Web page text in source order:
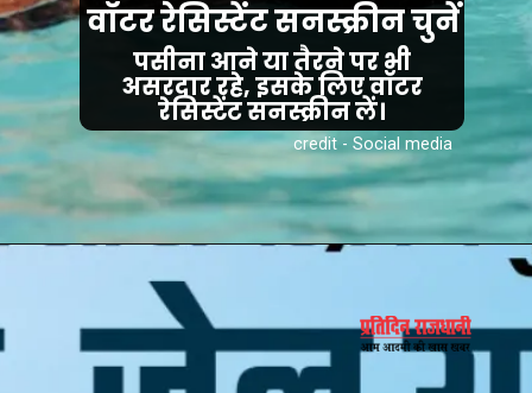
credit - Social media
पसीना आने या तैरने पर भी
असरदार रहे, इसके लिए वॉटर
रेसिस्टेंट सनस्क्रीन लें।
वॉटर रेसिस्टेंट सनस्क्रीन चुनें